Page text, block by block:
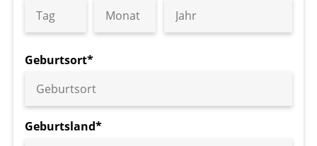
Geburtsort*
Geburtsland*